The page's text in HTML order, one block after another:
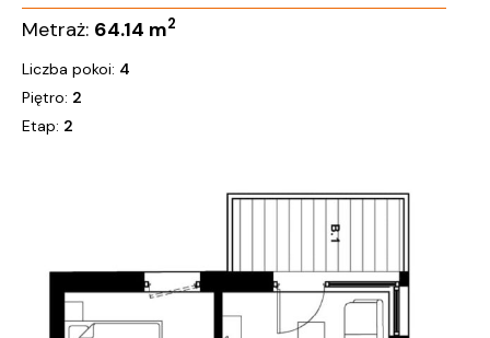
Metraż: 64.14 m2
Liczba pokoi: 4
Piętro: 2
Etap: 2